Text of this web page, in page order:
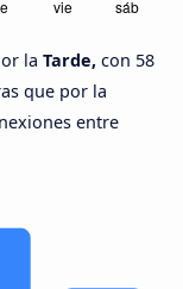
la Tarde, con 58
que por la
entre